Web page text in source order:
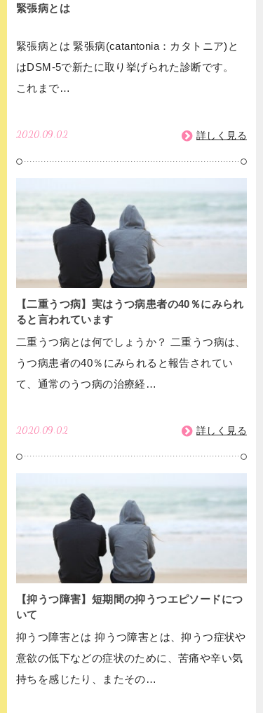
緊張病とは
緊張病とは 緊張病(catantonia：カタトニア)と
はDSM-5で新たに取り挙げられた診断です。
これまで…
2020.09.02 詳しく見る
【二重うつ病】実はうつ病患者の40％にみられ
ると言われています
二重うつ病とは何でしょうか？ 二重うつ病は、
うつ病患者の40％にみられると報告されてい
て、通常のうつ病の治療経…
2020.09.02 詳しく見る
【抑うつ障害】短期間の抑うつエピソードにつ
いて
抑うつ障害とは 抑うつ障害とは、抑うつ症状や
意欲の低下などの症状のために、苦痛や辛い気
持ちを感じたり、またその…